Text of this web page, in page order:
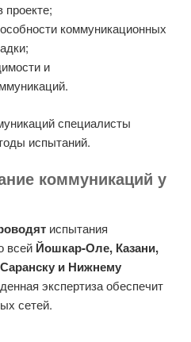
коммуникационных
и
специалисты
испытаний.
коммуникаций у
испытания
всей Йошкар-Оле, Казани,
и Нижнему
экспертиза обеспечит
сетей.